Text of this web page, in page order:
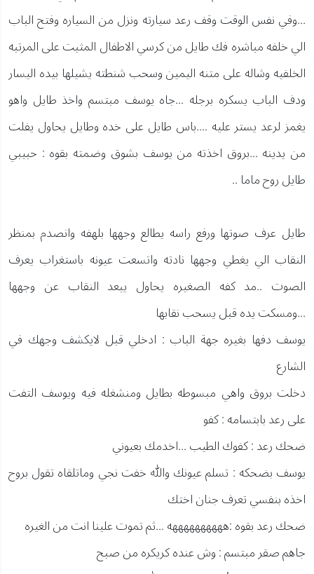
...وفي نفس الوقت وقف رعد سيارته ونزل من السياره وفتح الباب
الي خلفه مباشره فك طايل من كرسي الاطفال المثبت على المرتبه
الخلفيه وشاله على متنه اليمين وسحب شنطته يشيلها بيده اليسار
ودف الباب يسكره برجله ...جاه يوسف مبتسم واخذ طايل واهو
يغمز لرعد يستر عليه ....باس طايل على خده وطايل يحاول يفلت
من يدينه ...بروق اخذته من يوسف بشوق وضمته بقوه : حبيبي
طايل روح ماما ..
طايل عرف صوتها ورفع راسه يطالع وجهها بلهفه وانصدم بمنظر
النقاب الي يغطي وجهها نادته واتسعت عيونه باستغراب يعرف
الصوت ..مد كفه الصغيره يحاول يبعد النقاب عن وجهها
...ومسكت يده قبل يسحب نقابها
يوسف دفها بغيره جهة الباب : ادخلي قبل لايكشف وجهك في
الشارع
دخلت بروق واهي مبسوطه بطايل ومنشغله فيه ويوسف التفت
على رعد بابتسامه : كفو
ضحك رعد : كفوك الطيب ...اخدمك بعيوني
يوسف بضحكه : تسلم عيونك والله خفت نجي وماتلقاه تقول بروح
اخذه بنفسي تعرف جنان اختك
ضحك رعد بقوه :ههههههههههه ...ثم تموت علينا انت من الغيره
جاهم صقر مبتسم : وش عنده كريكره من صبح